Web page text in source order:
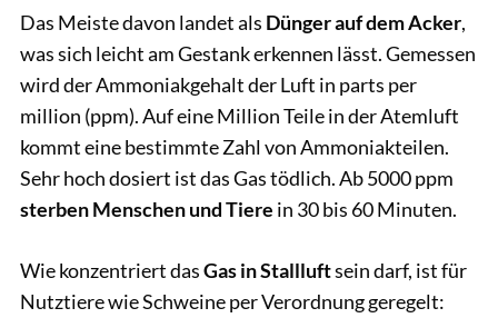
Das Meiste davon landet als Dünger auf dem Acker,
was sich leicht am Gestank erkennen lässt. Gemessen
wird der Ammoniakgehalt der Luft in parts per
million (ppm). Auf eine Million Teile in der Atemluft
kommt eine bestimmte Zahl von Ammoniakteilen.
Sehr hoch dosiert ist das Gas tödlich. Ab 5000 ppm
sterben Menschen und Tiere in 30 bis 60 Minuten.
Wie konzentriert dasGas in Stallluftsein darf, ist für
Nutztiere wie Schweine per Verordnung geregelt: